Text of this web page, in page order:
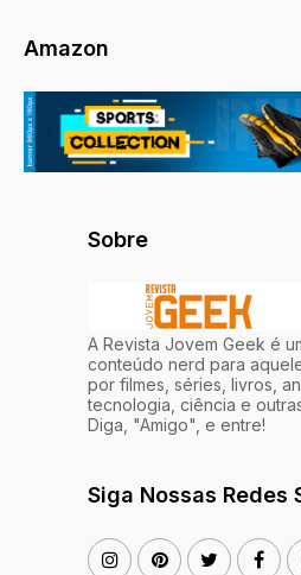
Amazon
Sobre
A Revista Jovem Geek é
conteúdo nerd para
por filmes, séries, livros,
tecnologia, ciência e
Diga, "Amigo", e entre!
Siga Nossas Redes